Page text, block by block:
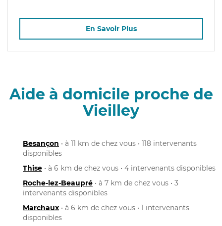
En Savoir Plus
Aide à domicile proche de
Vieilley
Besançon • à 11 km de chez vous • 118 intervenants
disponibles
Thise • à 6 km de chez vous • 4 intervenants disponibles
Roche-lez-Beaupré • à 7 km de chez vous • 3
intervenants disponibles
Marchaux • à 6 km de chez vous • 1 intervenants
disponibles